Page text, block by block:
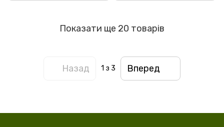
Показати ще 20 товарів
Назад 1 з 3 Вперед